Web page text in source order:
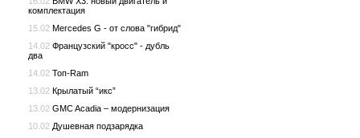
комплектация
15.02 Mercedes G - от слова "гибрид"
14.02 Французский "кросс" - дубль
два
14.02 Топ-Ram
13.02 Крылатый “икс”
13.02 GMC Acadia – модернизация
10.02 Душевная подзарядка